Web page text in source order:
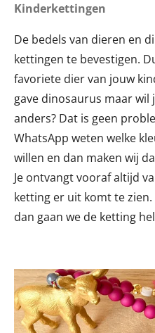
Kinderkettingen
De bedels van dieren en
kettingen te bevestigen.
favoriete diervan jouw
gave dinosaurus maar wil
anders? Dat is geen
WhatsApp weten welke
willen en dan maken wij
Je ontvangt vooraf altijd
ketting er uit komt te
dan gaan we de ketting